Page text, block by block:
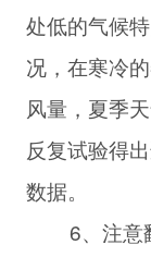
处低的气候
况，在寒冷
风量，夏季
反复试验得
数据。
6、注意